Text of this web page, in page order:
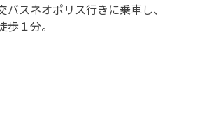
バスネオポリス行きに乗車し、
１分。